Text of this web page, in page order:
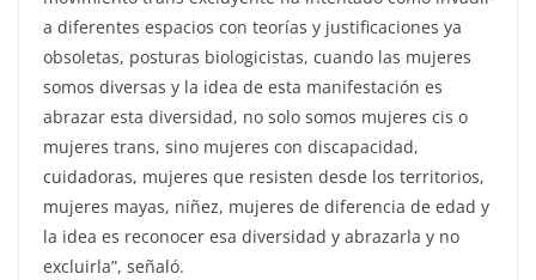
a diferentes espacios con teorías y justificaciones ya
obsoletas, posturas biologicistas, cuando las mujeres
somos diversas y la idea de esta manifestación es
abrazar esta diversidad, no solo somos mujeres cis o
mujeres trans, sino mujeres con discapacidad,
cuidadoras, mujeres que resisten desde los territorios,
mujeres mayas, niñez, mujeres de diferencia de edad y
la idea es reconocer esa diversidad y abrazarla y no
excluirla”, señaló.